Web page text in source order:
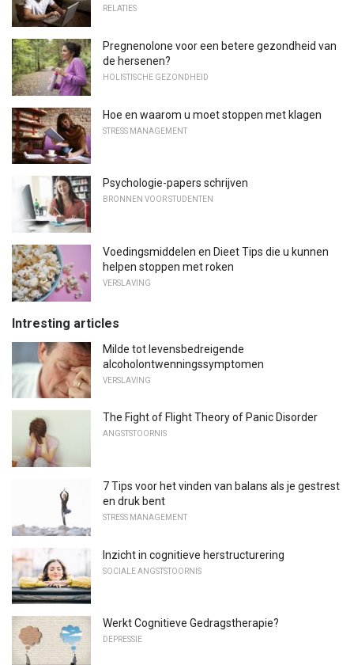
RELATIES
Pregnenolone voor een betere gezondheid van
de hersenen?
HOLISTISCHE GEZONDHEID
Hoe en waarom u moet stoppen met klagen
STRESS MANAGEMENT
Psychologie-papers schrijven
BRONNEN VOOR STUDENTEN
Voedingsmiddelen en Dieet Tips die u kunnen
helpen stoppen met roken
VERSLAVING
Intresting articles
Milde tot levensbedreigende
alcoholontwenningssymptomen
VERSLAVING
The Fight of Flight Theory of Panic Disorder
ANGSTSTOORNIS
7 Tips voor het vinden van balans als je gestrest
en druk bent
STRESS MANAGEMENT
Inzicht in cognitieve herstructurering
SOCIALE ANGSTSTOORNIS
Werkt Cognitieve Gedragstherapie?
DEPRESSIE